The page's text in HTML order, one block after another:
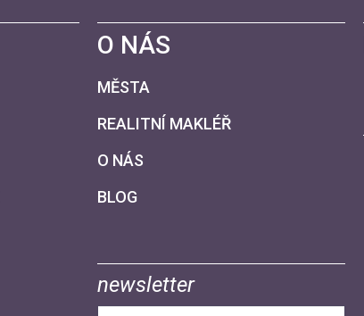
O NÁS
MĚSTA
REALITNÍ MAKLÉŘ
O NÁS
BLOG
newsletter